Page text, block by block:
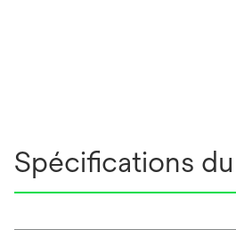
Spécifications